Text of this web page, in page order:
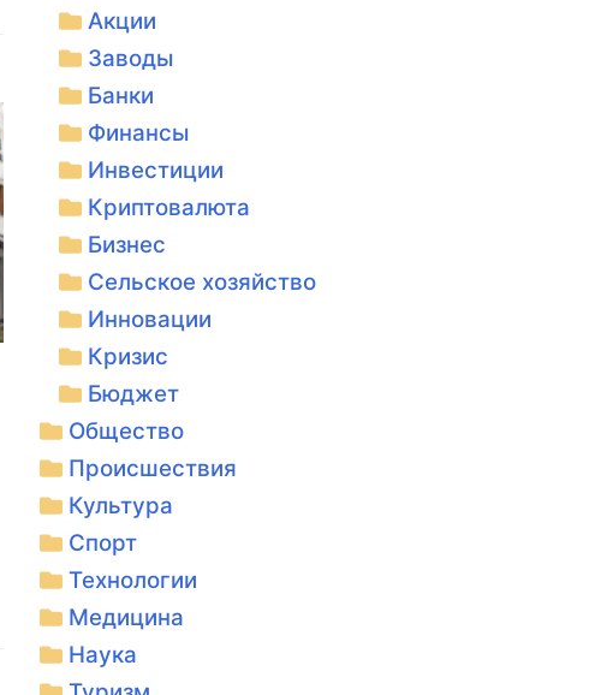
Акции
Заводы
Банки
Финансы
Инвестиции
Криптовалюта
Бизнес
Сельское хозяйство
Инновации
Кризис
Бюджет
Общество
Происшествия
Культура
Спорт
Технологии
Медицина
Наука